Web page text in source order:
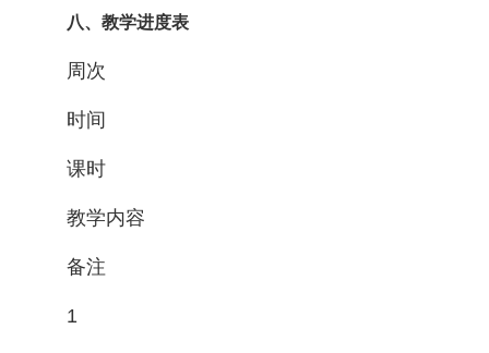
八、教学进度表
周次
时间
课时
教学内容
备注
1